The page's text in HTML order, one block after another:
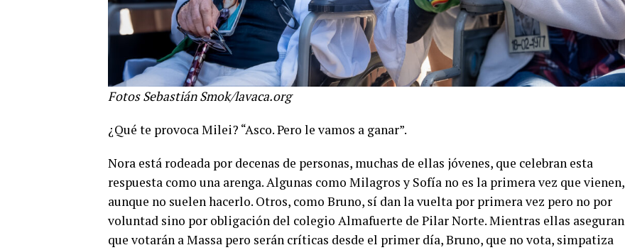
Fotos Sebastián Smok/lavaca.org
¿Qué te provoca Milei? “Asco. Pero le vamos a ganar”.
Nora está rodeada por decenas de personas, muchas de ellas jóvenes, que celebran esta
respuesta como una arenga. Algunas como Milagros y Sofía no es la primera vez que vienen,
aunque no suelen hacerlo. Otros, como Bruno, sí dan la vuelta por primera vez pero no por
voluntad sino por obligación del colegio Almafuerte de Pilar Norte. Mientras ellas aseguran
que votarán a Massa pero serán críticas desde el primer día, Bruno, que no vota, simpatiza